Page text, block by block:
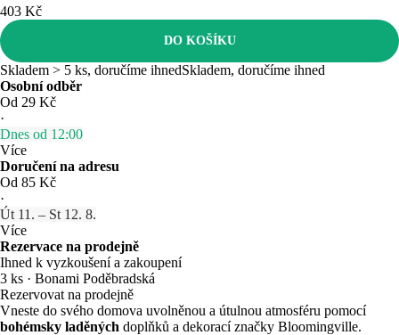
403 Kč
DO KOŠÍKU
Skladem > 5 ks, doručíme ihnedSkladem, doručíme ihned
Osobní odběr
Od 29 Kč
·
Dnes od 12:00
Více
Doručení na adresu
Od 85 Kč
·
Út 11. – St 12. 8.
Více
Rezervace na prodejně
Ihned k vyzkoušení a zakoupení
3 ks · Bonami Poděbradská
Rezervovat na prodejně
Vneste do svého domova uvolněnou a útulnou atmosféru pomocí
bohémsky laděných doplňků a dekorací značky Bloomingville.